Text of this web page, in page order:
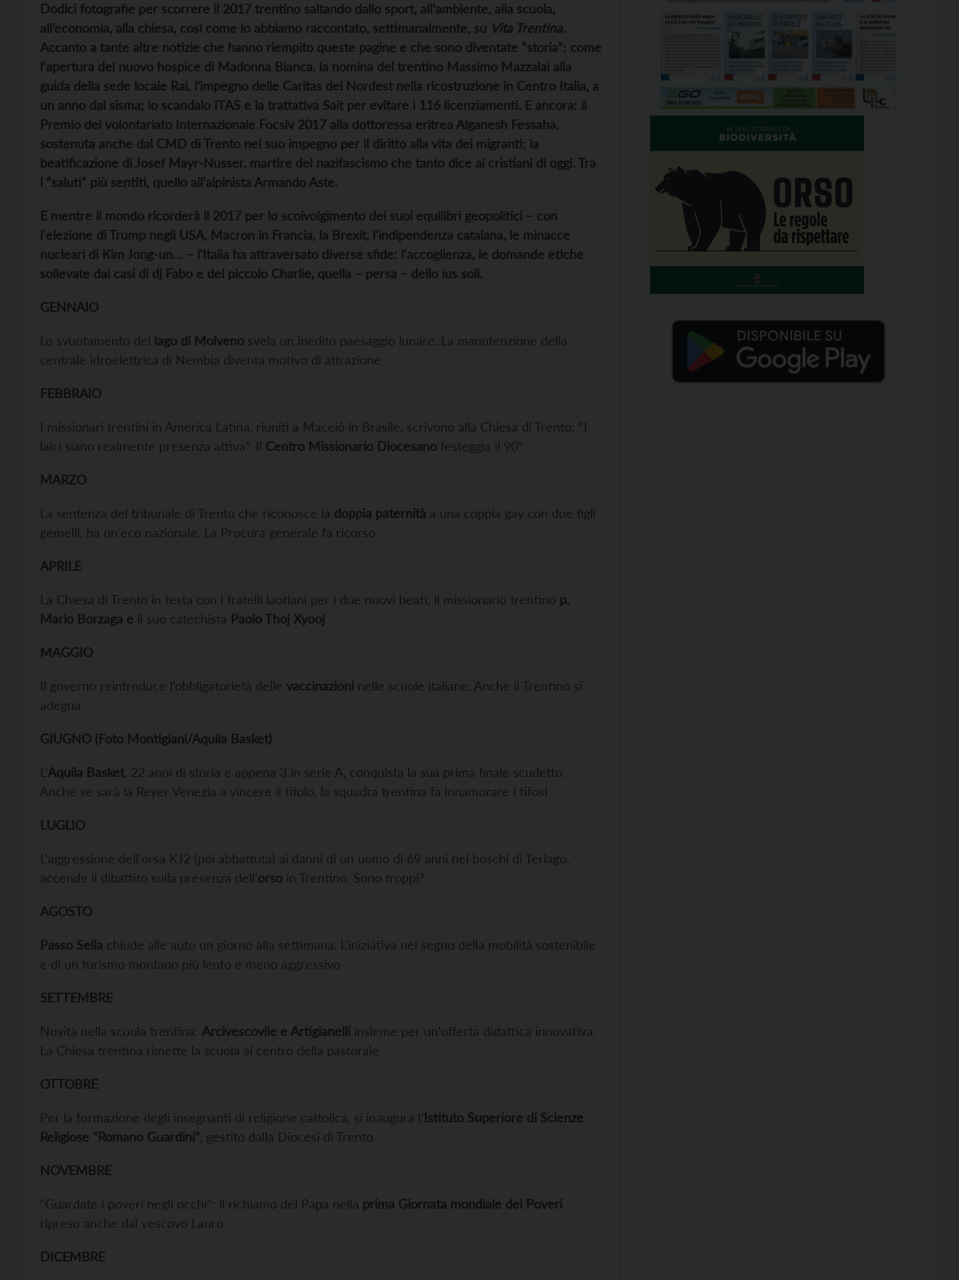
Dodici fotografie per scorrere il 2017 trentino saltando dallo sport, all’ambiente, alla scuola,
all’economia, alla chiesa, così come lo abbiamo raccontato, settimanalmente, su Vita Trentina.
Accanto a tante altre notizie che hanno riempito queste pagine e che sono diventate “storia”: come
l’apertura del nuovo hospice di Madonna Bianca, la nomina del trentino Massimo Mazzalai alla
guida della sede locale Rai, l’impegno delle Caritas del Nordest nella ricostruzione in Centro Italia, a
un anno dal sisma; lo scandalo ITAS e la trattativa Sait per evitare i 116 licenziamenti. E ancora: il
Premio del volontariato Internazionale Focsiv 2017 alla dottoressa eritrea Alganesh Fessaha,
sostenuta anche dal CMD di Trento nel suo impegno per il diritto alla vita dei migranti; la
beatificazione di Josef Mayr-Nusser, martire del nazifascismo che tanto dice ai cristiani di oggi. Tra
i “saluti” più sentiti, quello all’alpinista Armando Aste.
E mentre il mondo ricorderà il 2017 per lo scoivolgimento dei suoi equilibri geopolitici – con
l'elezione di Trump negli USA, Macron in Francia, la Brexit, l'indipendenza catalana, le minacce
nucleari di Kim Jong-un… – l'Italia ha attraversato diverse sfide: l'accoglienza, le domande etiche
sollevate dai casi di dj Fabo e del piccolo Charlie, quella – persa – dello ius soli.
GENNAIO
Lo svuotamento del lago di Molveno svela un inedito paesaggio lunare. La manutenzione della
centrale idroelettrica di Nembia diventa motivo di attrazione
FEBBRAIO
I missionari trentini in America Latina, riuniti a Maceiò in Brasile, scrivono alla Chiesa di Trento: “I
laici siano realmente presenza attiva”. Il Centro Missionario Diocesano festeggia il 90°
MARZO
La sentenza del tribunale di Trento che riconosce la doppia paternità a una coppia gay con due figli
gemelli, ha un'eco nazionale. La Procura generale fa ricorso
APRILE
La Chiesa di Trento in festa con i fratelli laotiani per i due nuovi beati, il missionario trentino p.
Mario Borzaga e il suo catechista Paolo Thoj Xyooj
MAGGIO
Il governo reintroduce l’obbligatorietà delle vaccinazioni nelle scuole italiane. Anche il Trentino si
adegua
GIUGNO (Foto Montigiani/Aquila Basket)
L’Aquila Basket, 22 anni di storia e appena 3 in serie A, conquista la sua prima finale scudetto.
Anche se sarà la Reyer Venezia a vincere il titolo, la squadra trentina fa innamorare i tifosi
LUGLIO
L’aggressione dell'orsa KJ2 (poi abbattuta) ai danni di un uomo di 69 anni nei boschi di Terlago,
accende il dibattito sulla presenza dell'orso in Trentino. Sono troppi?
AGOSTO
Passo Sella chiude alle auto un giorno alla settimana. L'iniziativa nel segno della mobilità sostenibile
e di un turismo montano più lento e meno aggressivo
SETTEMBRE
Novità nella scuola trentina: Arcivescovile e Artigianelli insieme per un'offerta didattica innovativa.
La Chiesa trentina rimette la scuola al centro della pastorale
OTTOBRE
Per la formazione degli insegnanti di religione cattolica, si inaugura l’Istituto Superiore di Scienze
Religiose “Romano Guardini” , gestito dalla Diocesi di Trento
NOVEMBRE
“Guardate i poveri negli occhi”: il richiamo del Papa nella prima Giornata mondiale dei Poveri
ripreso anche dal vescovo Lauro
DICEMBRE